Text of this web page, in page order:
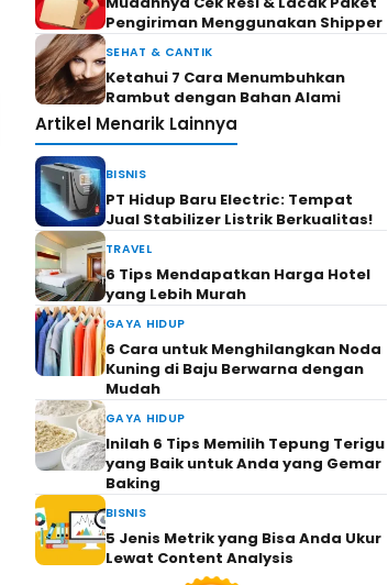
Pengiriman Menggunakan Shipper
SEHAT & CANTIK
Ketahui 7 Cara Menumbuhkan
Rambut dengan Bahan Alami
Artikel Menarik Lainnya
BISNIS
PT Hidup Baru Electric: Tempat
Jual Stabilizer Listrik Berkualitas!
TRAVEL
6 Tips Mendapatkan Harga Hotel
yang Lebih Murah
GAYA HIDUP
6 Cara untuk Menghilangkan Noda
Kuning di Baju Berwarna dengan
Mudah
GAYA HIDUP
Inilah 6 Tips Memilih Tepung Terigu
yang Baik untuk Anda yang Gemar
Baking
BISNIS
5 Jenis Metrik yang Bisa Anda Ukur
Lewat Content Analysis